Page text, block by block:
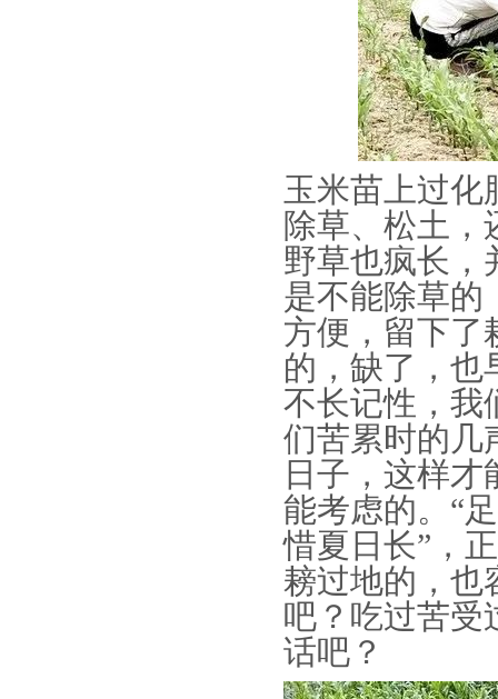
玉米苗上过化
除草、松土，
野草也疯长，
是不能除草的
方便，留下了
的，缺了，也
不长记性，我
们苦累时的几
日子，这样
能考虑的。“
惜夏日长”，
耪过地的，也
吧？吃过苦受
话吧？